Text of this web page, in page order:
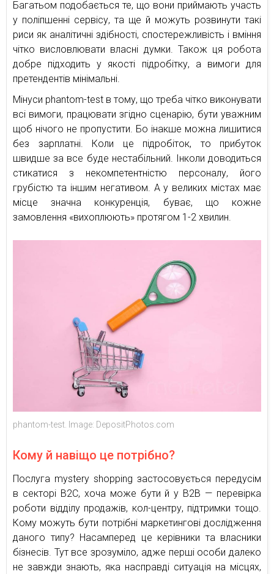
Багатьом подобається те, що вони приймають участь
у поліпшенні сервісу, та ще й можуть розвинути такі
риси як аналітичні здібності, спостережливість і вміння
чітко висловлювати власні думки. Також ця робота
добре підходить у якості підробітку, а вимоги для
претендентів мінімальні.
Мінуси phantom-test в тому, що треба чітко виконувати
всі вимоги, працювати згідно сценарію, бути уважним
щоб нічого не пропустити. Бо інакше можна лишитися
без зарплатні. Коли це підробіток, то прибуток
швидше за все буде нестабільний. Інколи доводиться
стикатися з некомпетентністю персоналу, його
грубістю та іншим негативом. А у великих містах має
місце значна конкуренція, буває, що кожне
замовлення «вихоплюють» протягом 1-2 хвилин.
phantom-test. Image: DepositPhotos.com
Кому й навіщо це потрібно?
Послуга mystery shopping застосовується передусім
в секторі В2С, хоча може бути й у В2В — перевірка
роботи відділу продажів, кол-центру, підтримки тощо.
Кому можуть бути потрібні маркетингові дослідження
даного типу? Насамперед це керівники та власники
бізнесів. Тут все зрозуміло, адже перші особи далеко
не завжди знають, яка насправді ситуація на місцях,